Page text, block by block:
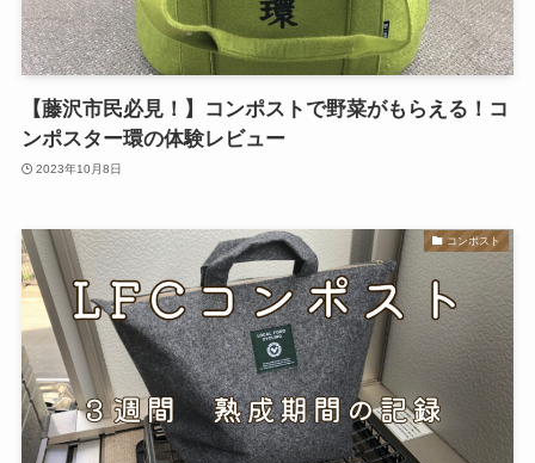
【藤沢市民必見！】コンポストで野菜がもらえる！コ
ンポスター環の体験レビュー
2023年10月8日
コンポスト